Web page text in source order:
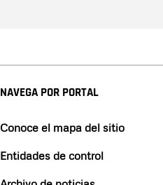
NAVEGA POR PORTAL
Conoce el mapa del sitio
Entidades de control